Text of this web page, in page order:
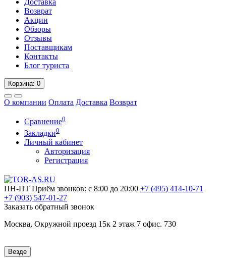
Доставка
Возврат
Акции
Обзоры
Отзывы
Поставщикам
Контакты
Блог туриста
Корзина: 0
О компании Оплата Доставка Возврат
Сравнение0
Закладки0
Личный кабинет
Авторизация
Регистрация
ПН-ПТ Приём звонков: с 8:00 до 20:00 +7 (495) 414-10-71
+7 (903) 547-01-27
Заказать обратный звонок
Москва, Окружной проезд 15к 2 этаж 7 офис. 730
Везде